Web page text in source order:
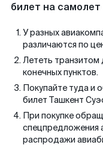
билет на
У разных
различаются по
Лететь транзитом
конечных пунктов.
Покупайте туда и
билет Ташкент
При покупке
спецпредложения
распродажи